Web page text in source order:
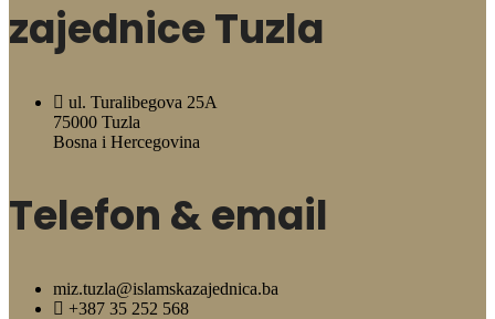
zajednice Tuzla
ul. Turalibegova 25A
75000 Tuzla
Bosna i Hercegovina
Telefon & email
miz.tuzla@islamskazajednica.ba
+387 35 252 568